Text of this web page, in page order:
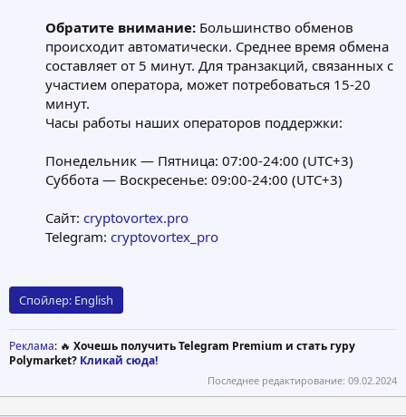
Обратите внимание: Большинство обменов
происходит автоматически. Среднее время обмена
составляет от 5 минут. Для транзакций, связанных с
участием оператора, может потребоваться 15-20
минут.
Часы работы наших операторов поддержки:
Понедельник — Пятница: 07:00-24:00 (UTC+3)
Суббота — Воскресенье: 09:00-24:00 (UTC+3)
Сайт: cryptovortex.pro
Telegram: cryptovortex_pro
Спойлер: English
Реклама: 🔥 Хочешь получить Telegram Premium и стать гуру
Polymarket? Кликай сюда!
Последнее редактирование: 09.02.2024